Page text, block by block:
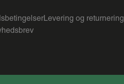
Levering og returnering